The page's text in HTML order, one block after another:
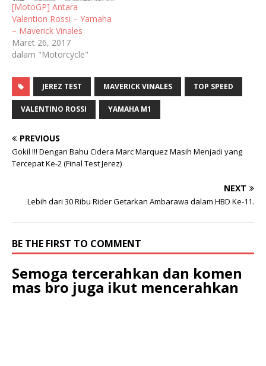
[MotoGP] Antara
Valention Rossi – Yamaha
– Maverick Vinales
Maret 26, 2017
dalam "Motorcycle"
JEREZ TEST MAVERICK VINALES TOP SPEED
VALENTINO ROSSI YAMAHA M1
PREVIOUS
Gokil !!! Dengan Bahu Cidera Marc Marquez Masih Menjadi yang
Tercepat Ke-2 (Final Test Jerez)
NEXT
Lebih dari 30 Ribu Rider Getarkan Ambarawa dalam HBD Ke-11.
BE THE FIRST TO COMMENT
Semoga tercerahkan dan komen
mas bro juga ikut mencerahkan